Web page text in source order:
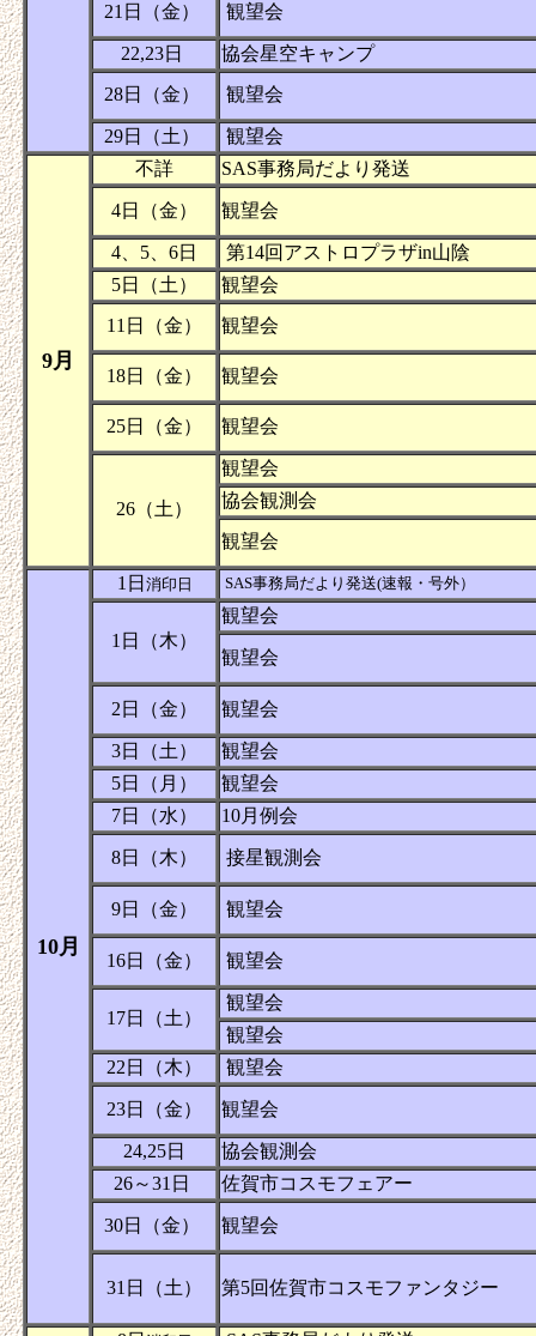
21日（金） 観望会
22,23日
協会星空キャンプ
28日（金）
観望会
29日（土） 観望会
9月
不詳 SAS事務局だより発送
4日（金） 観望会
4、5、6日
第14回アストロプラザin山陰
5日（土）
観望会
11日（金）
観望会
18日（金） 観望会
25日（金） 観望会
26（土）
観望会
協会観測会
観望会
10月
1日 消印日 SAS事務局だより発送(速報・号外）
1日（木）
観望会
観望会
2日（金） 観望会
3日（土）
観望会
5日（月）
観望会
7日（水）
10月例会
8日（木） 接星観測会
9日（金） 観望会
16日（金） 観望会
17日（土）
観望会
観望会
22日（木）
観望会
23日（金） 観望会
24,25日
協会観測会
26～31日
佐賀市コスモフェアー
30日（金） 観望会
31日（土） 第5回佐賀市コスモファンタジー